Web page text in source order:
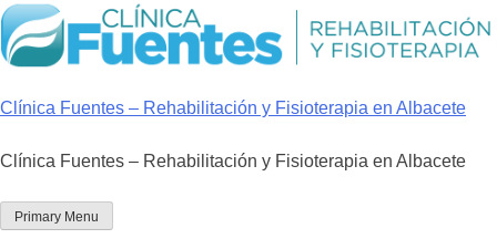
Skip
to
content
Clínica Fuentes – Rehabilitación y Fisioterapia en Albacete
Clínica Fuentes – Rehabilitación y Fisioterapia en Albacete
Primary Menu